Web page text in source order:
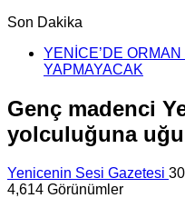
Son Dakika
YENİCE’DE
YAPMAYACAK
İlçemizde fidan
Genç madenci
yolculuğuna
Yenicenin Sesi Gazetesi
4,614 Görünümler